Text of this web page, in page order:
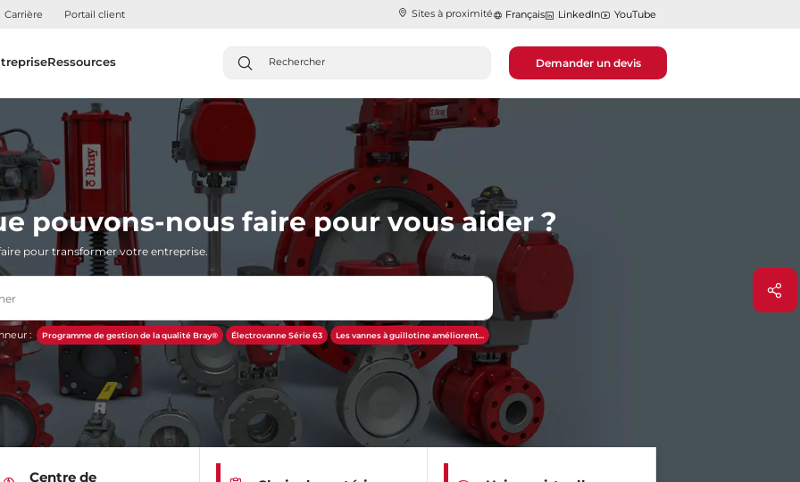
Carrière Portail client Sites à proximité Français LinkedIn YouTube
Ressources Demander un devis
pouvons-nous faire pour vous aider ?
pour transformer votre entreprise.
: Programme de gestion de la qualité Bray® Électrovanne Série 63 Les vannes à guillotine améliorent...
Centre de